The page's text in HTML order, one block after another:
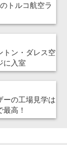
トルコ航空ラ
トン・ダレス空
に入室
ーの工場見学は
高！